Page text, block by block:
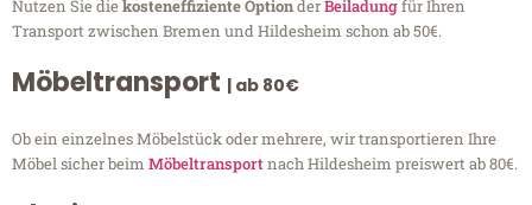
Nutzen Sie diekosteneffiziente OptionderBeiladungfür Ihren
Transport zwischen Bremen und Hildesheim schon ab 50€.
Möbeltransport | ab 80€
Ob ein einzelnes Möbelstück oder mehrere, wir transportieren Ihre
Möbel sicher beim Möbeltransportnach Hildesheim preiswert ab 80€.